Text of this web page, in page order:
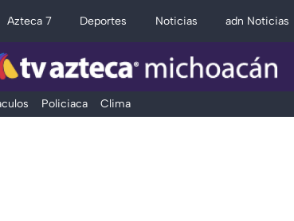
Azteca 7 Deportes Noticias adn Noticias
Policiaca Clima